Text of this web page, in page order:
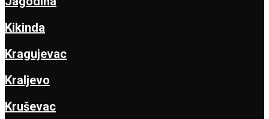
Kikinda
Kragujevac
Kraljevo
Kruševac